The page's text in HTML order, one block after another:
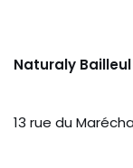
Naturaly Bailleul
13 rue du